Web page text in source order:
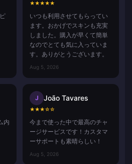
★★★★★
いつも利用させてもらってい
ます。おかげでスキンも充実
しました。購入が早くて簡単
なのでとても気に入っていま
す。ありがとうございます。
Aug 5, 2026
内
J João Tavares
★★★☆☆
今まで使った中で最高のチャ
ージサービスです！カスタマ
ーサポートも素晴らしい！
Aug 5, 2026